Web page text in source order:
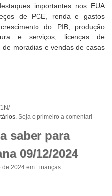
importantes nos EUA
de PCE, renda e gastos
do PIB, produção
e serviços, licenças de
moradias e vendas de casas
Seja o primeiro a comentar!
saber para
09/12/2024
de 2024 em Finanças.